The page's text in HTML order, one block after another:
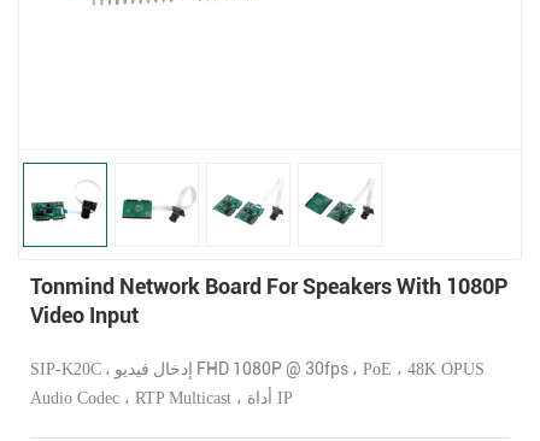
Tonmind Network Board For Speakers With 1080P
Video Input
SIP-K20C ، إدخال فيديو FHD 1080P @ 30fps ، PoE ، 48K OPUS
Audio Codec ، RTP Multicast ، أداة IP